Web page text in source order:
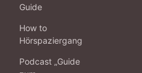
Guide
How to
Hörspaziergang
Podcast „Guide